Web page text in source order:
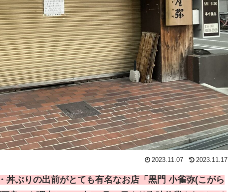
2023.11.07 2023.11.17
丼ぶりの出前がとても有名なお店「黒門 小雀弥(こがら